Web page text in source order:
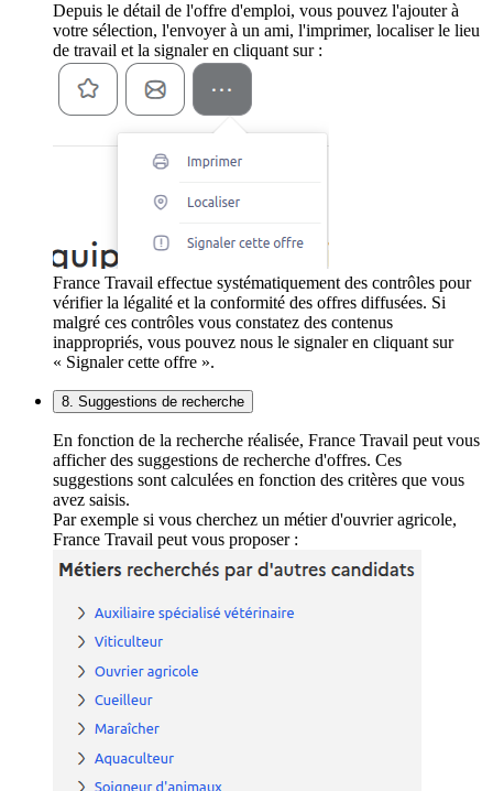
Depuis le détail de l'offre d'emploi, vous pouvez l'ajouter à
votre sélection, l'envoyer à un ami, l'imprimer, localiser le lieu
de travail et la signaler en cliquant sur :
France Travail effectue systématiquement des contrôles pour
vérifier la légalité et la conformité des offres diffusées. Si
malgré ces contrôles vous constatez des contenus
inappropriés, vous pouvez nous le signaler en cliquant sur
« Signaler cette offre ».
8. Suggestions de recherche
En fonction de la recherche réalisée, France Travail peut vous
afficher des suggestions de recherche d'offres. Ces
suggestions sont calculées en fonction des critères que vous
avez saisis.
Par exemple si vous cherchez un métier d'ouvrier agricole,
France Travail peut vous proposer :